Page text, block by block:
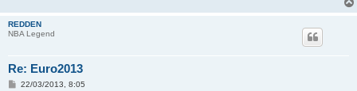
REDDEN
NBA Legend
Re: Euro2013
M22/03/2013, 8:05